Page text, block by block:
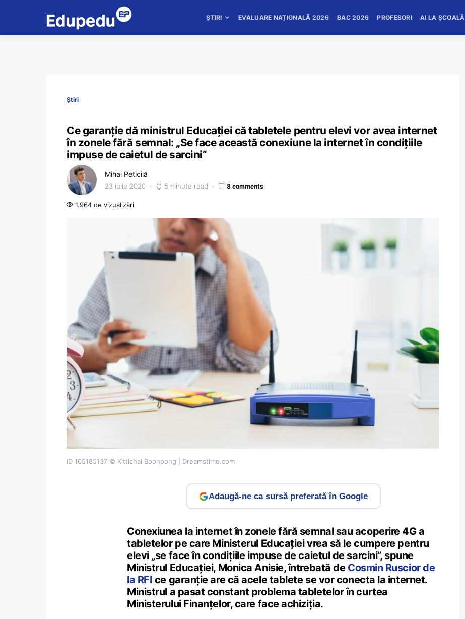
ȘTIRI EVALUARE NAȚIONALĂ 2026 BAC 2026 PROFESORI AI LA ȘCOALĂ
Știri
Ce garanție dă ministrul Educației că tabletele pentru elevi vor avea internet
în zonele fără semnal: „Se face această conexiune la internet în condițiile
impuse de caietul de sarcini”
Mihai Peticilă
23 iulie 2020 5 minute read 8 comments
1.964 de vizualizări
ID 105185137 © Kittichai Boonpong | Dreamstime.com
Adaugă-ne ca sursă preferată în Google
Conexiunea la internet în zonele fără semnal sau acoperire 4G a
tabletelor pe care Ministerul Educației vrea să le cumpere pentru
elevi „se face în condițiile impuse de caietul de sarcini”, spune
Ministrul Educației, Monica Anisie, întrebată deCosmin Ruscior de
la RFI ce garanție are că acele tablete se vor conecta la internet.
Ministrul a pasat constant problema tabletelor în curtea
Ministerului Finanțelor, care face achiziția.